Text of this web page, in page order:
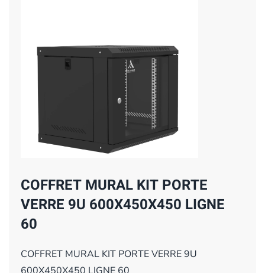
COFFRET MURAL KIT PORTE
VERRE 9U 600X450X450 LIGNE
60
COFFRET MURAL KIT PORTE VERRE 9U